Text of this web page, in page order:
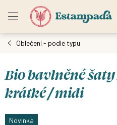
Oblečení - podle typu
Bio bavlněné
krátké / midi
Novinka